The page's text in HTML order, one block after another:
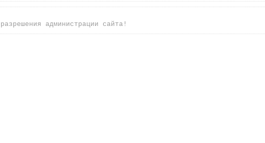
администрации сайта!